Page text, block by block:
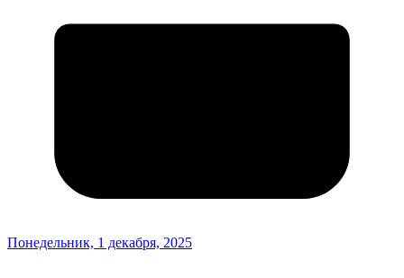
Понедельник, 1 декабря, 2025